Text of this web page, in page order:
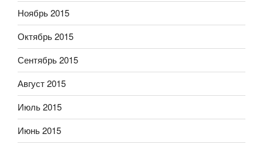
Ноябрь 2015
Октябрь 2015
Сентябрь 2015
Август 2015
Июль 2015
Июнь 2015